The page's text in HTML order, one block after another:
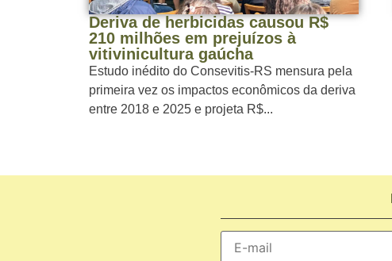
Deriva de herbicidas causou R$
210 milhões em prejuízos à
vitivinicultura gaúcha
Estudo inédito do Consevitis-RS mensura pela
primeira vez os impactos econômicos da deriva
entre 2018 e 2025 e projeta R$...